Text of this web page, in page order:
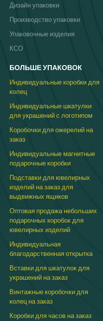
Дизайн упаковки
Производство упаковки
Упаковочные изделия
КСО
БОЛЬШЕ УПАКОВОК
Индивидуальные коробки для
колец
Индивидуальные шкатулки
для украшений с логотипом
Коробочки для ожерелий на
заказ
Индивидуальные магнитные
подарочные коробки
Подставки для ювелирных
изделий на заказ для
выдвижных ящиков
Оптовая продажа небольших
подарочных коробок для
ювелирных изделий
Индивидуальная
благодарственная открытка
Вставки для шкатулок для
украшений на заказ
Винтажные коробочки для
колец на заказ
Коробки для часов на заказ